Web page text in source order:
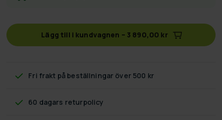
Lägg till i kundvagnen – 3 890,00 kr
Fri frakt på beställningar över 500 kr
60 dagars returpolicy